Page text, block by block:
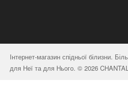
Інтернет-магазин спідньої білизни.
для Неї та для Нього. © 2026